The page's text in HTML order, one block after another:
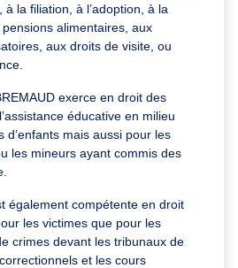
à la filiation, à l’adoption, à la
alimentaires, aux
aux droits de visite, ou
exerce en droit des
éducative en milieu
d’enfants mais aussi pour les
les mineurs ayant commis des
également compétente en droit
les victimes que pour les
crimes devant les tribunaux de
et les cours